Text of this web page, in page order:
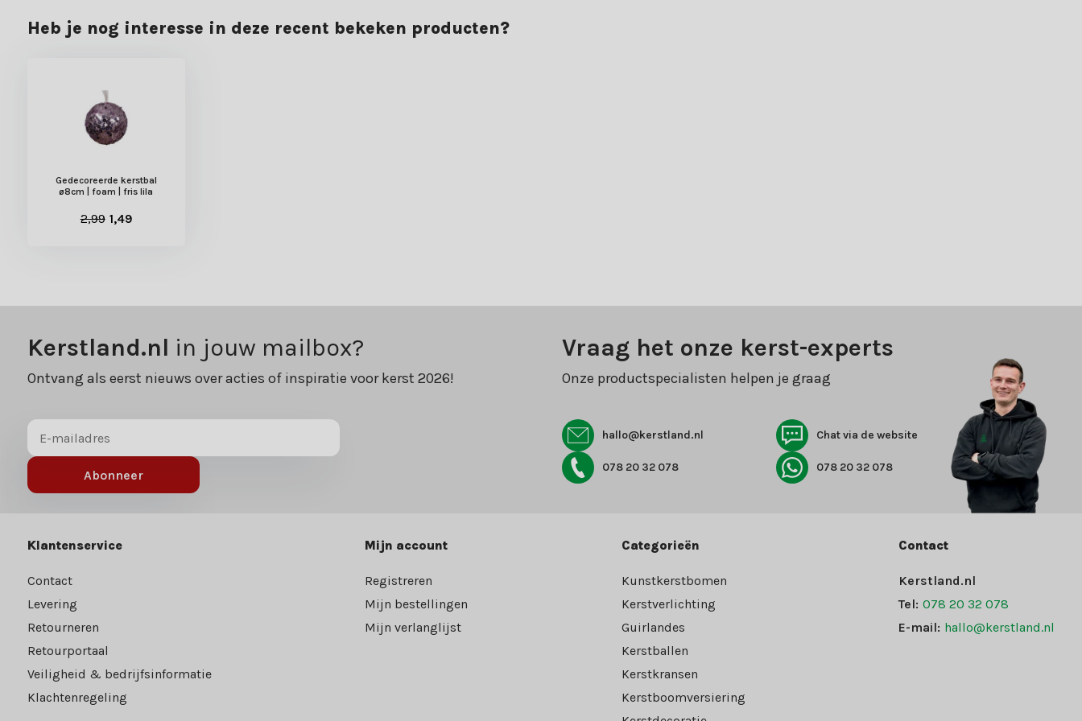
Heb je nog interesse in deze recent bekeken producten?
Gedecoreerde kerstbal
ø8cm | foam | fris lila
2,99 1,49
Kerstland.nl in jouw mailbox?
Ontvang als eerst nieuws over acties of inspiratie voor kerst 2026!
Abonneer
Vraag het onze kerst-experts
Onze productspecialisten helpen je graag
hallo@kerstland.nl Chat via de website
078 20 32 078 078 20 32 078
Klantenservice
Contact
Levering
Retourneren
Retourportaal
Veiligheid & bedrijfsinformatie
Klachtenregeling
Mijn account
Registreren
Mijn bestellingen
Mijn verlanglijst
Categorieën
Kunstkerstbomen
Kerstverlichting
Guirlandes
Kerstballen
Kerstkransen
Kerstboomversiering
Contact
Kerstland.nl
Tel: 078 20 32 078
E-mail: hallo@kerstland.nl